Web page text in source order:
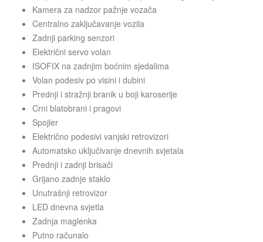
Kamera za nadzor pažnje vozača
Centralno zaključavanje vozila
Zadnji parking senzori
Električni servo volan
ISOFIX na zadnjim boćnim sjedalima
Volan podesiv po visini i dubini
Prednji i stražnji branik u boji karoserije
Crni blatobrani i pragovi
Spojler
Električno podesivi vanjski retrovizori
Automatsko uključivanje dnevnih svjetala
Prednji i zadnji brisači
Grijano zadnje staklo
Unutrašnji retrovizor
LED dnevna svjetla
Zadnja maglenka
Putno računalo